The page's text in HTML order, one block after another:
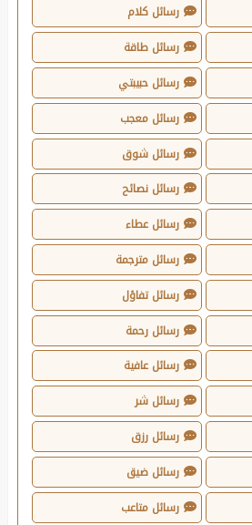
رسائل كلام
رسائل طاقة
رسائل حبيبتي
رسائل معجب
رسائل شوق
رسائل نصائح
رسائل عطاء
رسائل مترجمة
رسائل تفاؤل
رسائل رحمة
رسائل عافية
رسائل شر
رسائل رزق
رسائل ضيق
رسائل متاعب